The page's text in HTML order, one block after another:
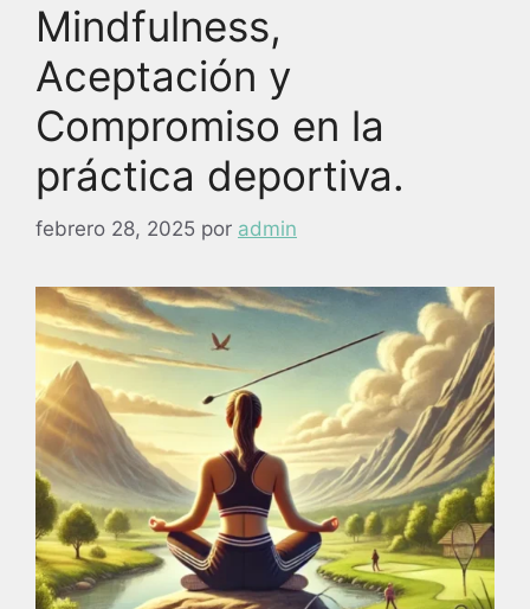
Mindfulness,
Aceptación y
Compromiso en la
práctica deportiva.
febrero 28, 2025 por admin